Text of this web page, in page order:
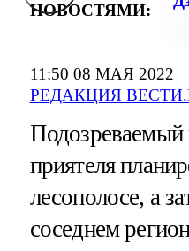
11:50 08 МАЯ 2022
РЕДАКЦИЯ
НОВОСТЯМИ:
Подозреваемый
приятеля
лесополосе, а
соседнем